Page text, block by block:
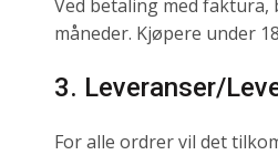
Ved betaling med
måneder. Kjøpere under
3. Leveranser/
For alle ordrer vil det